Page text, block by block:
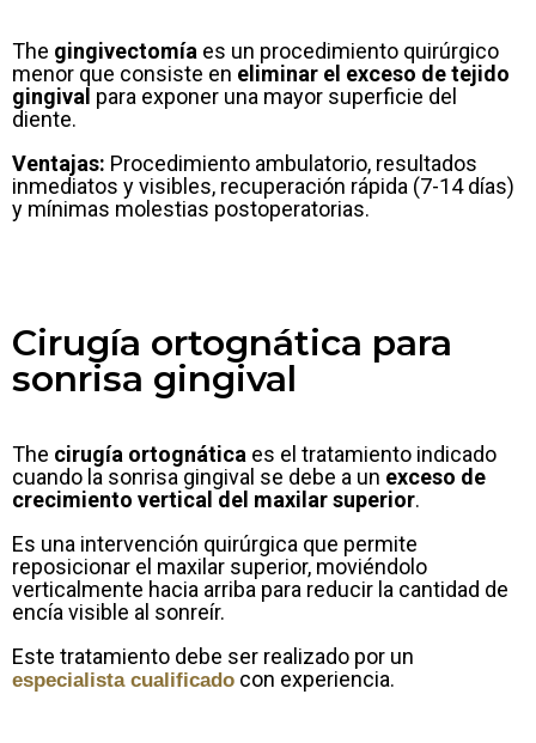
The gingivectomía es un procedimiento quirúrgico
menor que consiste en eliminar el exceso de tejido
gingival para exponer una mayor superficie del
diente.
Ventajas: Procedimiento ambulatorio, resultados
inmediatos y visibles, recuperación rápida (7-14 días)
y mínimas molestias postoperatorias.
Cirugía ortognática para
sonrisa gingival
The cirugía ortognática es el tratamiento indicado
cuando la sonrisa gingival se debe a un exceso de
crecimiento vertical del maxilar superior.
Es una intervención quirúrgica que permite
reposicionar el maxilar superior, moviéndolo
verticalmente hacia arriba para reducir la cantidad de
encía visible al sonreír.
Este tratamiento debe ser realizado por un
especialista cualificado con experiencia.